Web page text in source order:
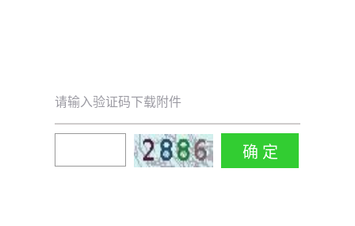
请输入验证码下载附件